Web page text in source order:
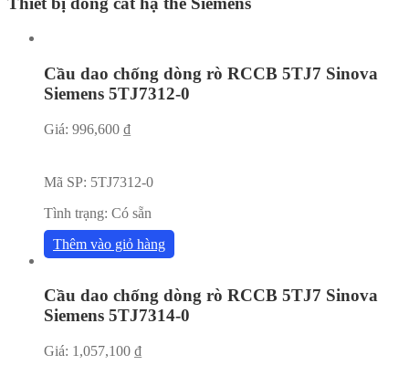
Cầu dao chống dòng rò RCCB 5TJ7 Sinova
Siemens 5TJ7312-0
Giá: 996,600 ₫
Mã SP: 5TJ7312-0
Tình trạng: Có sẵn
Thêm vào giỏ hàng
Cầu dao chống dòng rò RCCB 5TJ7 Sinova
Siemens 5TJ7314-0
Giá: 1,057,100 ₫